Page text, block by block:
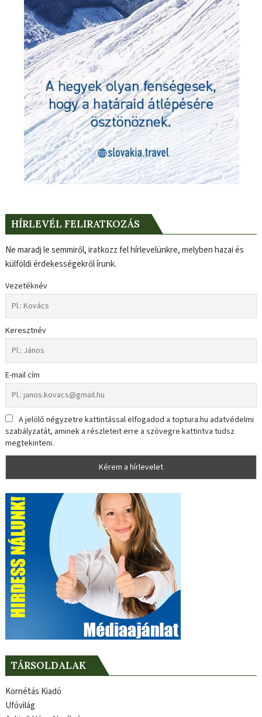
HÍRLEVÉL FELIRATKOZÁS
Ne maradj le semmiről, iratkozz fel hírlevelünkre, melyben hazai és
külföldi érdekességekről írunk.
Vezetéknév
Keresztnév
E-mail cím
A jelölő négyzetre kattintással elfogadod a toptura.hu adatvédelmi
szabályzatát, aminek a részleteit erre a szövegre kattintva tudsz
megtekinteni.
TÁRSOLDALAK
Kornétás Kiadó
Ufóvilág